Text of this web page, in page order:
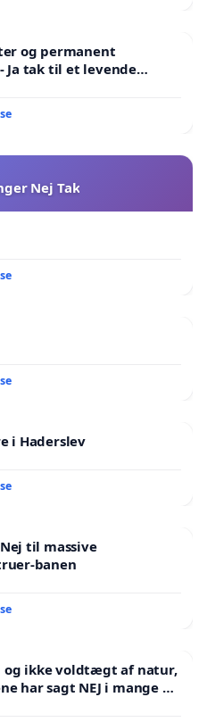
og permanent
Ja tak til et levende
Nej Tak
i Haderslev
til massive
banen
voldtægt af natur,
har sagt NEJ i mange år.